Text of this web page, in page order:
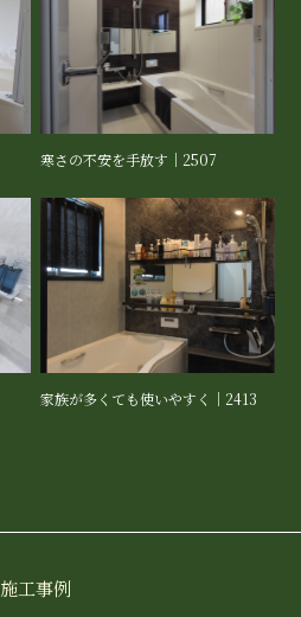
寒さの不安を手放す｜2507
家族が多くても使いやすく｜2413
施工事例